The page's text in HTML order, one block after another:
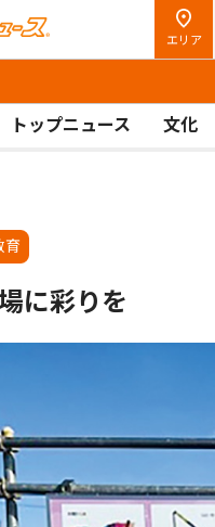
エリア
トップニュース 文化
育
に彩りを